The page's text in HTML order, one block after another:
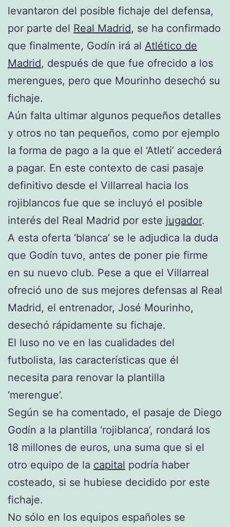
levantaron del posible fichaje del defensa,
por parte del Real Madrid, se ha confirmado
que finalmente, Godín irá al Atlético de
Madrid, después de que fue ofrecido a los
merengues, pero que Mourinho desechó su
fichaje.
Aún falta ultimar algunos pequeños detalles
y otros no tan pequeños, como por ejemplo
la forma de pago a la que el ‘Atleti’ accederá
a pagar. En este contexto de casi pasaje
definitivo desde el Villarreal hacia los
rojiblancos fue que se incluyó el posible
interés del Real Madrid por este jugador.
A esta oferta ‘blanca’ se le adjudica la duda
que Godín tuvo, antes de poner pie firme
en su nuevo club. Pese a que el Villarreal
ofreció uno de sus mejores defensas al Real
Madrid, el entrenador, José Mourinho,
desechó rápidamente su fichaje.
El luso no ve en las cualidades del
futbolista, las características que él
necesita para renovar la plantilla
‘merengue’.
Según se ha comentado, el pasaje de Diego
Godín a la plantilla ‘rojiblanca’, rondará los
18 millones de euros, una suma que si el
otro equipo de la capital podría haber
costeado, si se hubiese decidido por este
fichaje.
No sólo en los equipos españoles se